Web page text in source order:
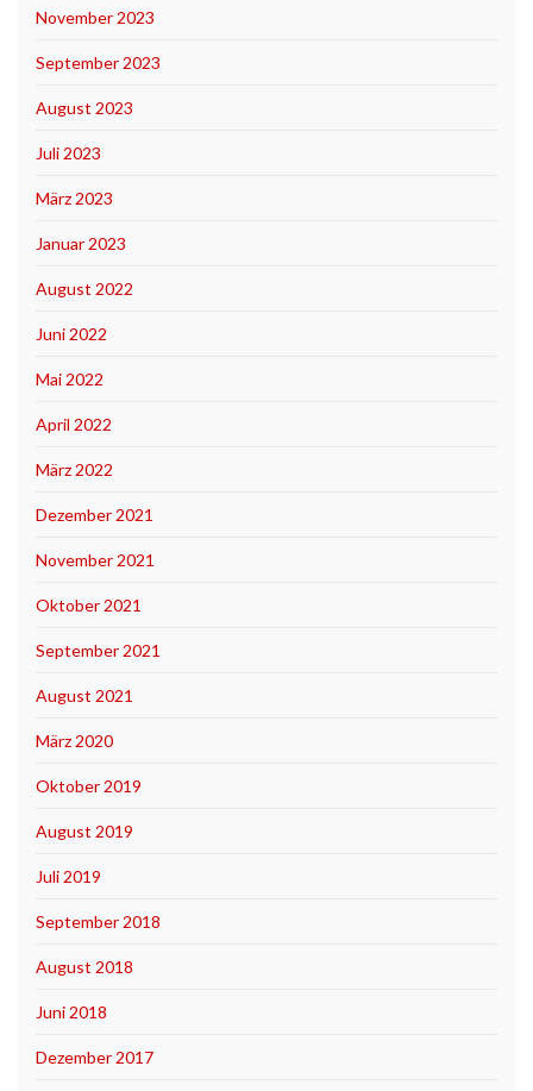
November 2023
September 2023
August 2023
Juli 2023
März 2023
Januar 2023
August 2022
Juni 2022
Mai 2022
April 2022
März 2022
Dezember 2021
November 2021
Oktober 2021
September 2021
August 2021
März 2020
Oktober 2019
August 2019
Juli 2019
September 2018
August 2018
Juni 2018
Dezember 2017